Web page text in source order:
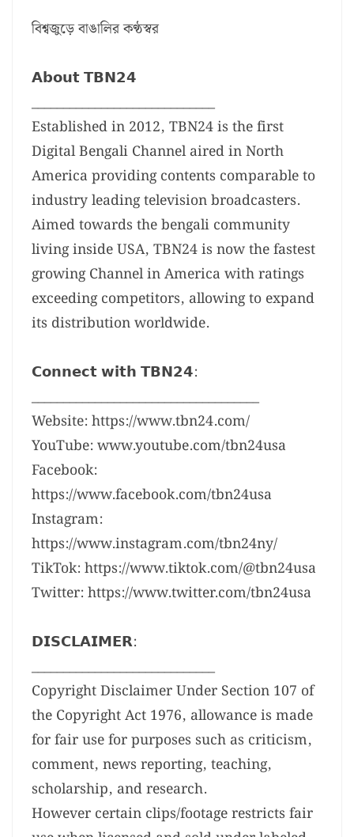
বিশ্বজুড়ে বাঙালির কণ্ঠস্বর
𝗔𝗯𝗼𝘂𝘁 𝗧𝗕𝗡𝟮𝟰
_____________________________
Established in 2012, TBN24 is the first
Digital Bengali Channel aired in North
America providing contents comparable to
industry leading television broadcasters.
Aimed towards the bengali community
living inside USA, TBN24 is now the fastest
growing Channel in America with ratings
exceeding competitors, allowing to expand
its distribution worldwide.
𝗖𝗼𝗻𝗻𝗲𝗰𝘁 𝘄𝗶𝘁𝗵 𝗧𝗕𝗡𝟮𝟰:
____________________________________
Website: https://www.tbn24.com/
YouTube: www.youtube.com/tbn24usa
Facebook:
https://www.facebook.com/tbn24usa
Instagram:
https://www.instagram.com/tbn24ny/
TikTok: https://www.tiktok.com/@tbn24usa
Twitter: https://www.twitter.com/tbn24usa
𝗗𝗜𝗦𝗖𝗟𝗔𝗜𝗠𝗘𝗥:
_____________________________
Copyright Disclaimer Under Section 107 of
the Copyright Act 1976, allowance is made
for fair use for purposes such as criticism,
comment, news reporting, teaching,
scholarship, and research.
However certain clips/footage restricts fair